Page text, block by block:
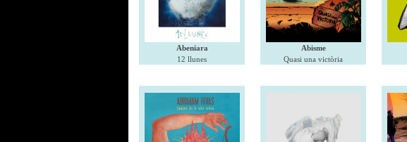
Abeniara
12 llunes
Abisme
Quasi una victòria